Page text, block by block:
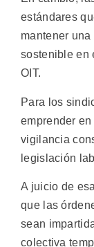
estándares
mantener
sostenible en
OIT.
Para los
emprender
vigilancia
legislación
A juicio de
que las
sean
colectiva